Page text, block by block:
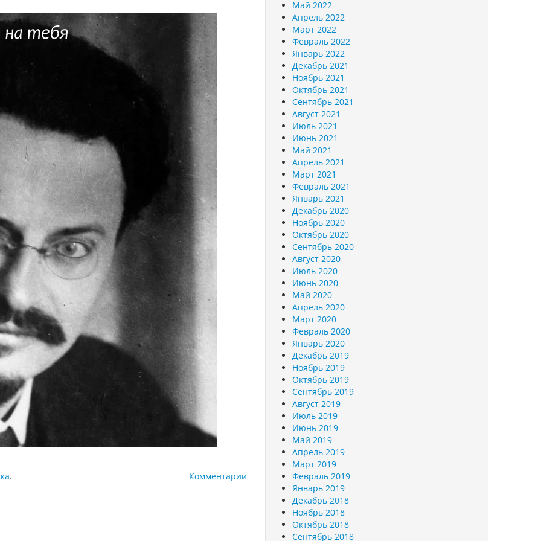
Комментарии
.
Май 2022
Апрель 2022
Март 2022
Февраль 2022
Январь 2022
Декабрь 2021
Ноябрь 2021
Октябрь 2021
Сентябрь 2021
Август 2021
Июль 2021
Июнь 2021
Май 2021
Апрель 2021
Март 2021
Февраль 2021
Январь 2021
Декабрь 2020
Ноябрь 2020
Октябрь 2020
Сентябрь 2020
Август 2020
Июль 2020
Июнь 2020
Май 2020
Апрель 2020
Март 2020
Февраль 2020
Январь 2020
Декабрь 2019
Ноябрь 2019
Октябрь 2019
Сентябрь 2019
Август 2019
Июль 2019
Июнь 2019
Май 2019
Апрель 2019
Март 2019
Февраль 2019
Январь 2019
Декабрь 2018
Ноябрь 2018
Октябрь 2018
Сентябрь 2018